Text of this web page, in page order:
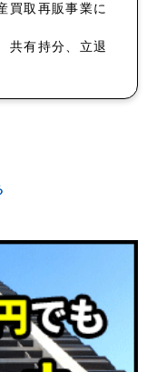
買取再販事業に
共有持分、立退